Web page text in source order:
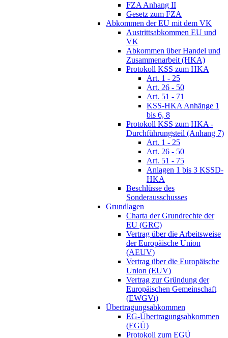
FZA Anhang II
Gesetz zum FZA
Abkommen der EU mit dem VK
Austrittsabkommen EU und
VK
Abkommen über Handel und
Zusammenarbeit (HKA)
Protokoll KSS zum HKA
Art. 1 - 25
Art. 26 - 50
Art. 51 - 71
KSS-HKA Anhänge 1
bis 6, 8
Protokoll KSS zum HKA -
Durchführungsteil (Anhang 7)
Art. 1 - 25
Art. 26 - 50
Art. 51 - 75
Anlagen 1 bis 3 KSSD-
HKA
Beschlüsse des
Sonderausschusses
Grundlagen
Charta der Grundrechte der
EU (GRC)
Vertrag über die Arbeitsweise
der Europäische Union
(AEUV)
Vertrag über die Europäische
Union (EUV)
Vertrag zur Gründung der
Europäischen Gemeinschaft
(EWGVt)
Übertragungsabkommen
EG-Übertragungsabkommen
(EGÜ)
Protokoll zum EGÜ